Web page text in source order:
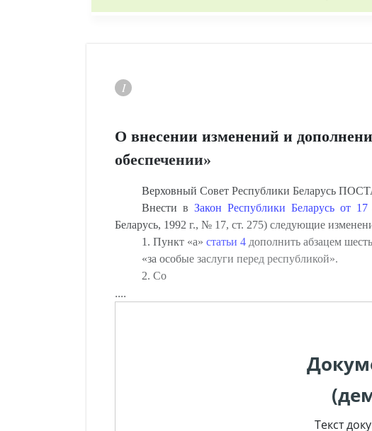
О внесении изменений и
обеспечении»
Верховный Совет Республики Беларусь
Внести в Закон Республики Беларусь от 17
Беларусь, 1992 г., № 17, ст. 275) следующие
1. Пункт «а» статьи 4дополнить абзацем
«за особые заслуги перед республикой».
2. Со
....
Текст